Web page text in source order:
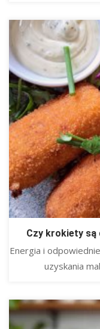
Czy krokiety są
Energia i
uzyskania